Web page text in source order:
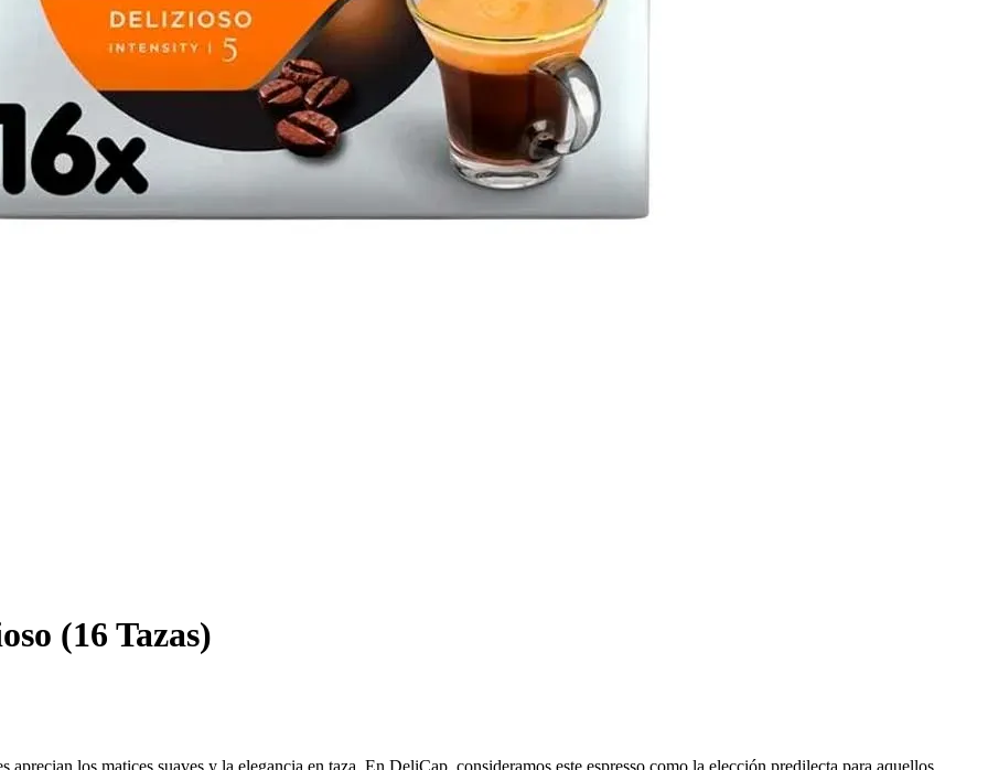
(16 Tazas)
aprecian los matices suaves y la elegancia en taza. En DeliCap, consideramos este espresso como la elección predilecta para aquellos